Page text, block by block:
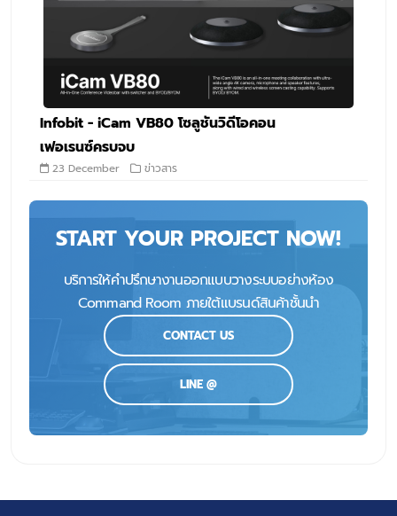
Infobit - iCam VB80 โซลูชันวิดีโอคอน
เฟอเรนซ์ครบจบ
23 December ข่าวสาร
START YOUR PROJECT NOW!
บริการให้คำปรึกษางานออกแบบวางระบบอย่างห้อง
Command Room ภายใต้แบรนด์สินค้าชั้นนำ
CONTACT US
LINE @